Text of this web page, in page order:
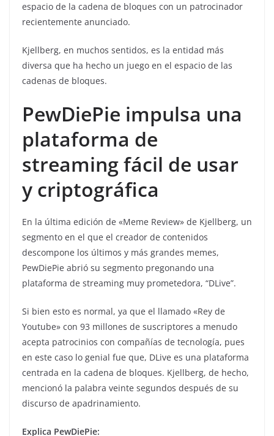
espacio de la cadena de bloques con un patrocinador
recientemente anunciado.
Kjellberg, en muchos sentidos, es la entidad más
diversa que ha hecho un juego en el espacio de las
cadenas de bloques.
PewDiePie impulsa una
plataforma de
streaming fácil de usar
y criptográfica
En la última edición de «Meme Review» de Kjellberg, un
segmento en el que el creador de contenidos
descompone los últimos y más grandes memes,
PewDiePie abrió su segmento pregonando una
plataforma de streaming muy prometedora, “DLive”.
Si bien esto es normal, ya que el llamado «Rey de
Youtube» con 93 millones de suscriptores a menudo
acepta patrocinios con compañías de tecnología, pues
en este caso lo genial fue que, DLive es una plataforma
centrada en la cadena de bloques. Kjellberg, de hecho,
mencionó la palabra veinte segundos después de su
discurso de apadrinamiento.
Explica PewDiePie: